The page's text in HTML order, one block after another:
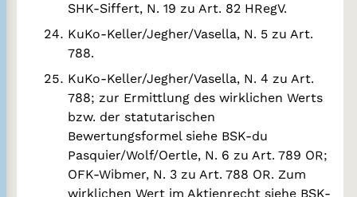
SHK-Siffert, N. 19 zu Art. 82 HRegV.
KuKo-Keller/Jegher/Vasella, N. 5 zu Art.
788.
KuKo-Keller/Jegher/Vasella, N. 4 zu Art.
788; zur Ermittlung des wirklichen Werts
bzw. der statutarischen
Bewertungsformel siehe BSK-du
Pasquier/Wolf/Oertle, N. 6 zu Art. 789 OR;
OFK-Wibmer, N. 3 zu Art. 788 OR. Zum
wirklichen Wert im Aktienrecht siehe BSK-